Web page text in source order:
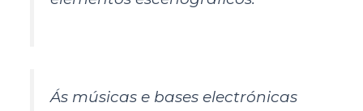
Ás músicas e bases electrónicas